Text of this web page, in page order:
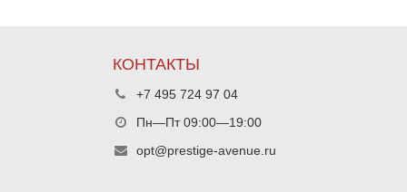
КОНТАКТЫ
+7 495 724 97 04
Пн—Пт 09:00—19:00
opt@prestige-avenue.ru